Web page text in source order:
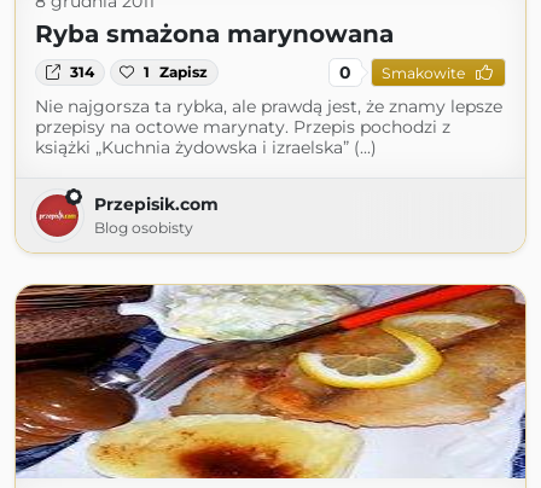
Ryba smażona marynowana
314 1 Zapisz 0 Smakowite
Nie najgorsza ta rybka, ale prawdą jest, że znamy lepsze
przepisy na octowe marynaty. Przepis pochodzi z
książki „Kuchnia żydowska i izraelska” (...)
Przepisik.com
Blog osobisty